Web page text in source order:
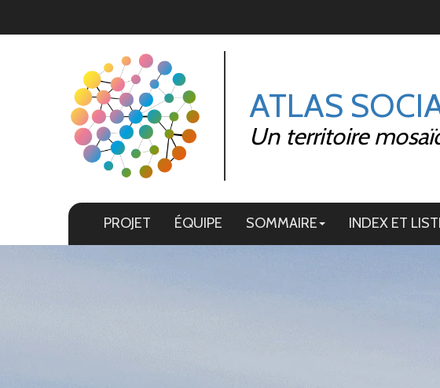
ATLAS
Un territoire
PROJET ÉQUIPE SOMMAIRE INDEX ET